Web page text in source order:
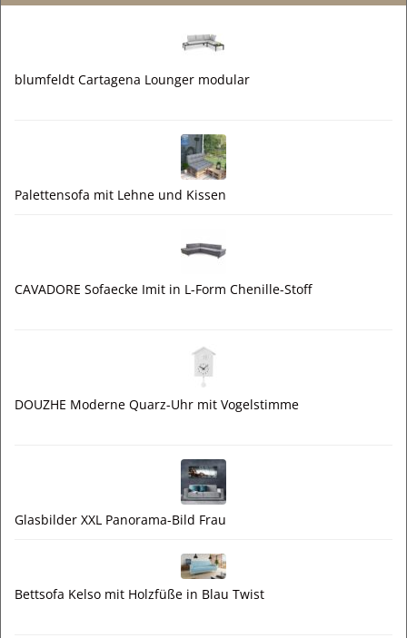
blumfeldt Cartagena Lounger modular
Palettensofa mit Lehne und Kissen
CAVADORE Sofaecke Imit in L-Form Chenille-Stoff
DOUZHE Moderne Quarz-Uhr mit Vogelstimme
Glasbilder XXL Panorama-Bild Frau
Bettsofa Kelso mit Holzfüße in Blau Twist